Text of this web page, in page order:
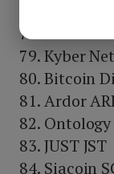
Kyber
Bitcoin
Ardor
JUST JST
Siacoin